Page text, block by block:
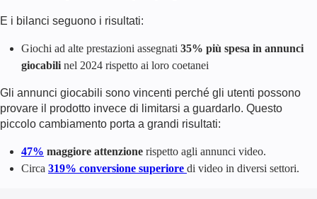
E i bilanci seguono i risultati:
Giochi ad alte prestazioni assegnati 35% più spesa in annunci
giocabili nel 2024 rispetto ai loro coetanei
Gli annunci giocabili sono vincenti perché gli utenti possono
provare il prodotto invece di limitarsi a guardarlo. Questo
piccolo cambiamento porta a grandi risultati:
47% maggiore attenzione rispetto agli annunci video.
Circa 319% conversione superiore di video in diversi settori.